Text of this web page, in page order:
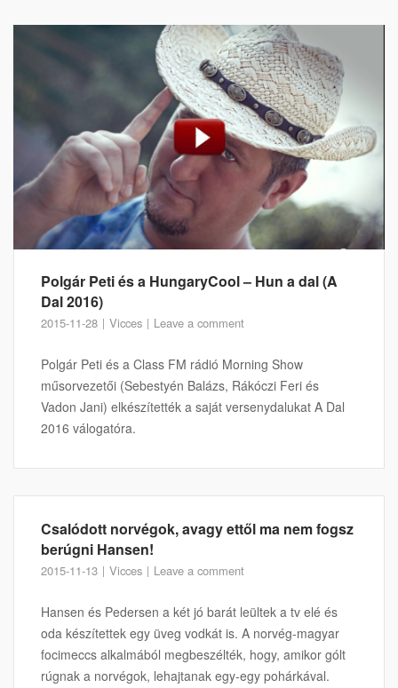
Polgár Peti és a HungaryCool – Hun a dal (A
Dal 2016)
2015-11-28 Vicces Leave a comment
Polgár Peti és a Class FM rádió Morning Show
műsorvezetői (Sebestyén Balázs, Rákóczi Feri és
Vadon Jani) elkészítették a saját versenydalukat A Dal
2016 válogatóra.
Csalódott norvégok, avagy ettől ma nem fogsz
berúgni Hansen!
2015-11-13 Vicces Leave a comment
Hansen és Pedersen a két jó barát leültek a tv elé és
oda készítettek egy üveg vodkát is. A norvég-magyar
focimeccs alkalmából megbeszélték, hogy, amikor gólt
rúgnak a norvégok, lehajtanak egy-egy pohárkával.